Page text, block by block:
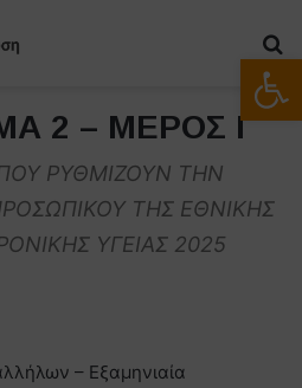
2 – ΜΕΡΟΣ Ι
ΡΥΘΜΙΖΟΥΝ ΤΗΝ
ΤΗΣ ΕΘΝΙΚΗΣ
ΥΓΕΙΑΣ 2025
– Εξαμηνιαία